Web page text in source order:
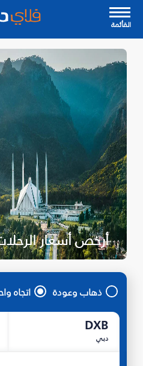
القأئمة
أرخص أسعار
ذهاب وعودة اتجاه
DXB
دبي